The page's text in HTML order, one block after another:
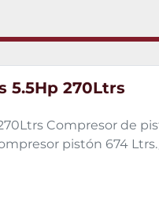
5.5Hp 270Ltrs
Compresor de
pistón 674